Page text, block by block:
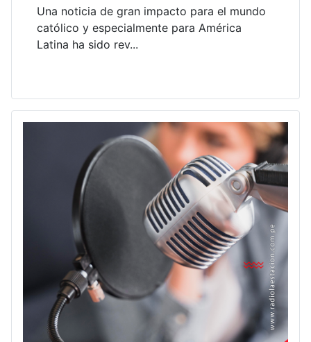
Una noticia de gran impacto para el mundo
católico y especialmente para América
Latina ha sido rev...